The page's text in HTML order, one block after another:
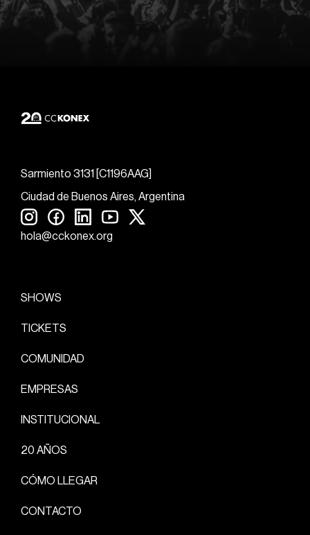
Sarmiento 3131 [C1196AAG]
Ciudad de Buenos Aires, Argentina
hola@cckonex.org
SHOWS
TICKETS
COMUNIDAD
EMPRESAS
INSTITUCIONAL
20 AÑOS
CÓMO LLEGAR
CONTACTO